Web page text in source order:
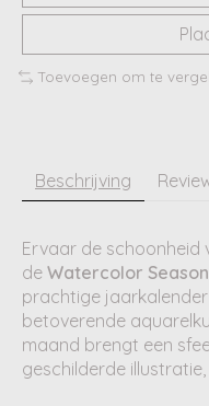
Toevoegen om te
Beschrijving
Ervaar de schoonheid
de Watercolor
prachtige
betoverende
maand brengt een
geschilderde